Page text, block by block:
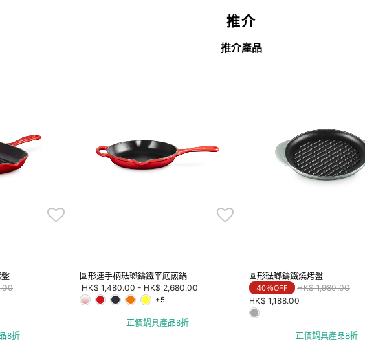
推介
推介產品
from
to
8折
圓形連手柄琺瑯鑄鐵平底煎鍋
HK$ 1,480.00 - HK$ 2,680.00
+5
正價鍋具產品8折
圓形琺瑯鑄鐵燒烤盤
40％OFF Price reduced from
HK$ 1,980.00to
HK$ 1,188.00
正價鍋具產品8折